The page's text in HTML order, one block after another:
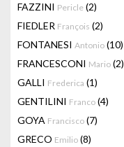
FAZZINI Pericle (2)
FIEDLER François (2)
FONTANESI Antonio (10)
FRANCESCONI Mario (2)
GALLI Frederica (1)
GENTILINI Franco (4)
GOYA Francisco (7)
GRECO Emilio (8)